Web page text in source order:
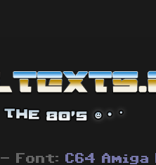
- Font: C64 Amiga